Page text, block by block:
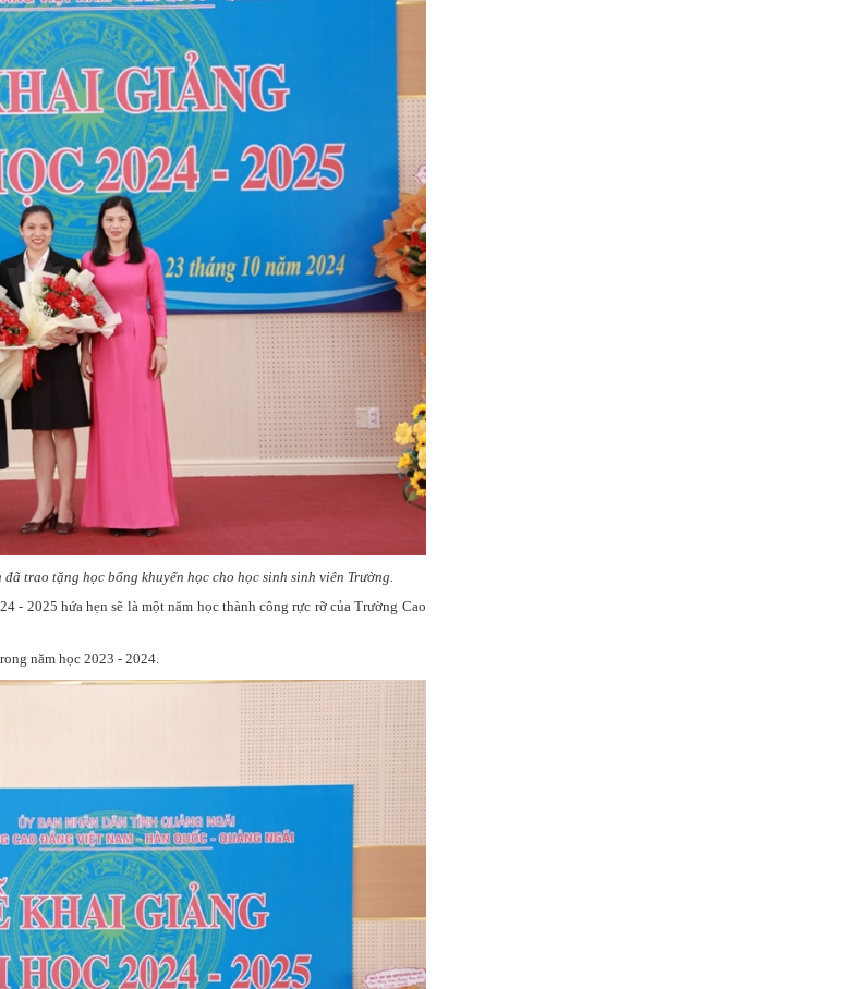
trao tặng học bổng khuyến học cho học sinh sinh viên Trường.
- 2025 hứa hẹn sẽ là một năm học thành công rực rỡ của Trường Cao
năm học 2023 - 2024.